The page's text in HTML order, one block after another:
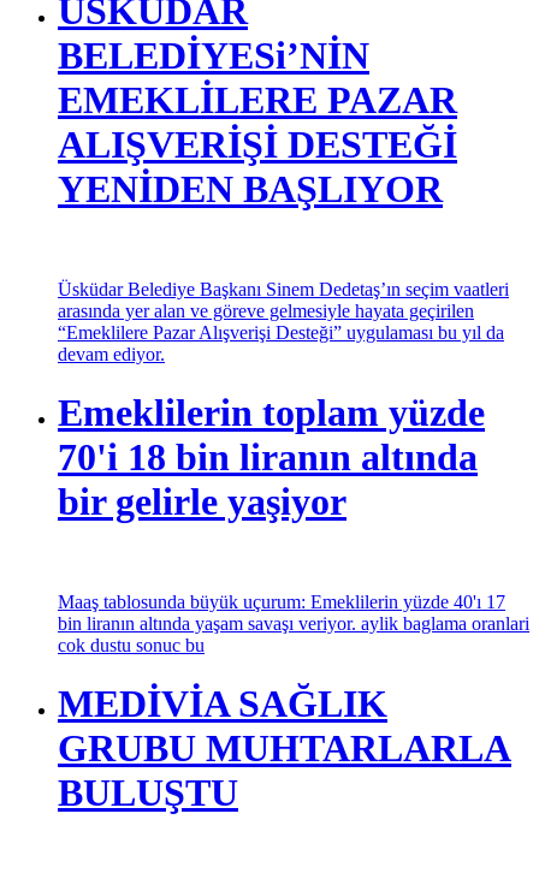
İSTANBUL
TEMSİLCİLİĞİ HİZMETE
BAŞLADI
Arama Kurtarma ve Acil Yardım Derneği
ÜSKÜDAR
EMEKLİLERE PAZAR
ALIŞVERİŞİ DESTEĞİ
YENİDEN BAŞLIYOR
Üsküdar Belediye Başkanı Sinem Dedetaş’ın seçim vaatleri
arasında yer alan ve göreve gelmesiyle hayata geçirilen
“Emeklilere Pazar Alışverişi Desteği” uygulaması bu yıl da
devam ediyor.
Emeklilerin toplam yüzde
70'i 18 bin liranın altında